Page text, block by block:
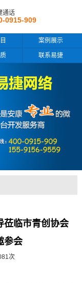
通话
0915-909
案例展示
联系易捷
莅临市青创协会
参会
次